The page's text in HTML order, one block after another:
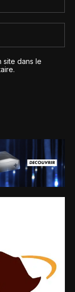
site dans le